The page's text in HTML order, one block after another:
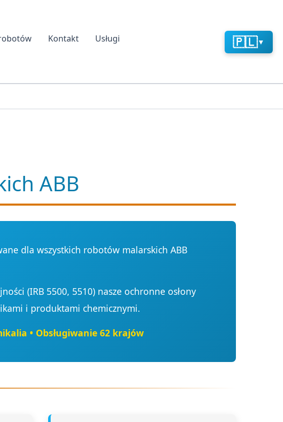
🇵🇱▼
Kontakt Usługi
ABB
dla wszystkich robotów malarskich ABB
(IRB 5500, 5510) nasze ochronne osłony
i produktami chemicznymi.
• Obsługiwanie 62 krajów